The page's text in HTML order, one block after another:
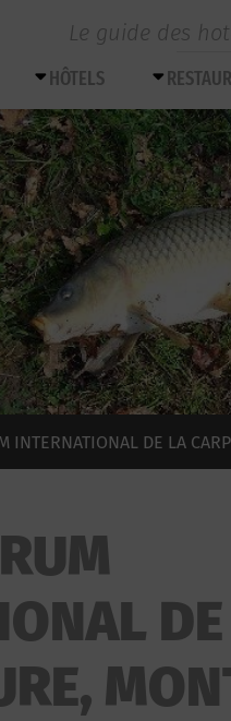
Le guide des
HÔTELS
INTERNATIONAL DE LA